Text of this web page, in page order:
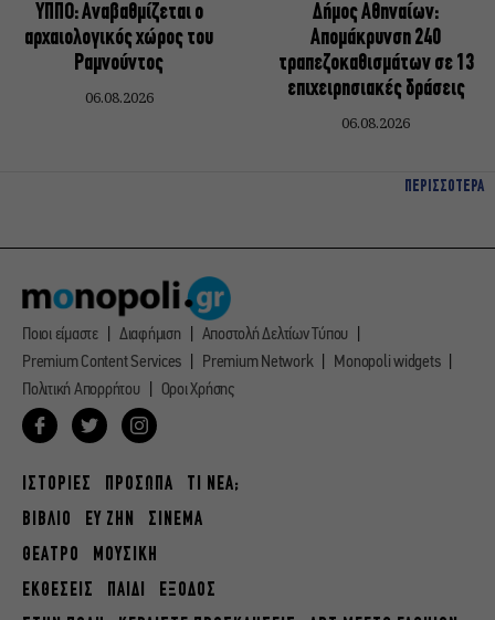
ΥΠΠΟ: Αναβαθμίζεται ο
αρχαιολογικός χώρος του
Ραμνούντος
06.08.2026
Δήμος Αθηναίων:
Απομάκρυνση 240
τραπεζοκαθισμάτων σε 13
επιχειρησιακές δράσεις
06.08.2026
ΠΕΡΙΣΣΟΤΕΡΑ
Ποιοι είμαστε Διαφήμιση
Αποστολή Δελτίων Τύπου
Premium Content Services
Premium Network
Monopoli widgets
Πολιτική Απορρήτου
Οροι Χρήσης
ΙΣΤΟΡΙΕΣ ΠΡΟΣΩΠΑ
ΤΙ ΝΕΑ;
ΒΙΒΛΙΟ
ΕΥ ΖΗΝ
ΣΙΝΕΜΑ
ΘΕΑΤΡΟ
ΜΟΥΣΙΚΗ
ΕΚΘΕΣΕΙΣ
ΠΑΙΔΙ
ΕΞΟΔΟΣ